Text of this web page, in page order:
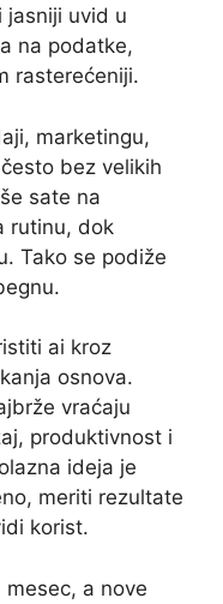
jasniji uvid u
na podatke,
rasterećeniji.
marketingu,
bez velikih
sate na
rutinu, dok
Tako se podiže
ai kroz
osnova.
vraćaju
produktivnost i
ideja je
meriti rezultate
korist.
a nove